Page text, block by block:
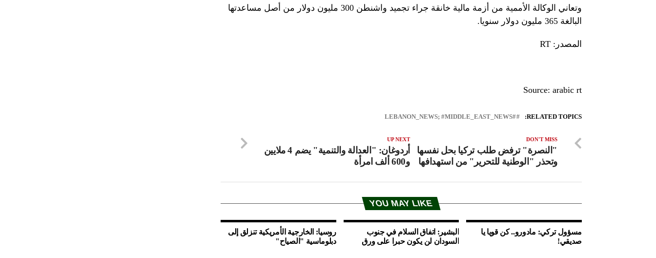
وتعاني الوكالة الأممية من أزمة مالية خانقة جراء تجميد واشنطن 300 مليون دولار من أصل مساعدتها
البالغة 365 مليون دولار سنويا.
المصدر: RT
Source: arabic rt
RELATED TOPICS:
#LEBANON_NEWS; #MIDDLE_EAST_NEWS
UP NEXT
أردوغان: "العدالة والتنمية" يضم 4 ملايين
و600 ألف امرأة
DON'T MISS
"النصرة" ترفض طلب تركيا بحل نفسها
وتحذر "الوطنية للتحرير" من استهدافها
YOU MAY LIKE
مسؤول تركي: مادورو.. كن قويا يا
صديقي!
البشير: اتفاق السلام في جنوب
السودان لن يكون حبرا على ورق
روسيا: الخارجية الأمريكية تنزلق إلى
دبلوماسية "الصياح"